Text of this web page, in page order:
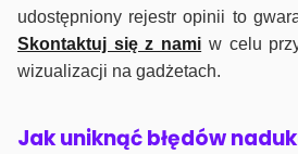
udostępniony rejestr opinii to
Skontaktuj się z nami w celu
wizualizacji na gadżetach.
Jak uniknąć błędów